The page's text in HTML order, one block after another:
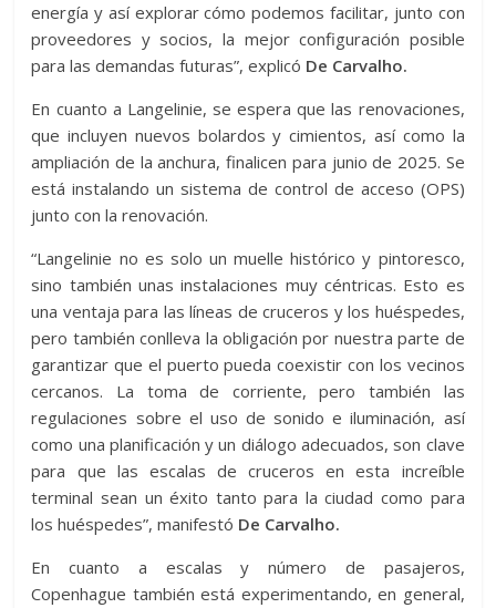
energía y así explorar cómo podemos facilitar, junto con
proveedores y socios, la mejor configuración posible
para las demandas futuras”, explicó De Carvalho.
En cuanto a Langelinie, se espera que las renovaciones,
que incluyen nuevos bolardos y cimientos, así como la
ampliación de la anchura, finalicen para junio de 2025. Se
está instalando un sistema de control de acceso (OPS)
junto con la renovación.
“Langelinie no es solo un muelle histórico y pintoresco,
sino también unas instalaciones muy céntricas. Esto es
una ventaja para las líneas de cruceros y los huéspedes,
pero también conlleva la obligación por nuestra parte de
garantizar que el puerto pueda coexistir con los vecinos
cercanos. La toma de corriente, pero también las
regulaciones sobre el uso de sonido e iluminación, así
como una planificación y un diálogo adecuados, son clave
para que las escalas de cruceros en esta increíble
terminal sean un éxito tanto para la ciudad como para
los huéspedes”, manifestó De Carvalho.
En cuanto a escalas y número de pasajeros,
Copenhague también está experimentando, en general,